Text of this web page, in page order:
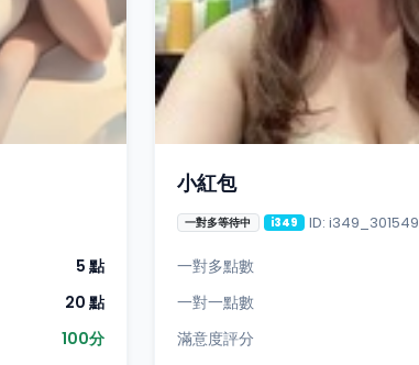
5 點
20 點
100分
小紅包
一對多等待中 i349 ID: i349_301549
一對多點數
一對一點數
滿意度評分